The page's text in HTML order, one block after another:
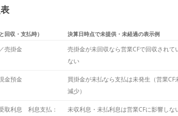
回収・支払時） 決算日時点で未提供・未経過の表示例
売掛金
売掛金が未回収なら営業CFで回収されて
ない
金預金
買掛金が未払なら支払は未発生（営業CF
減少）
取利息 利息支払：
未収利息・未払利息は営業CFに影響しな